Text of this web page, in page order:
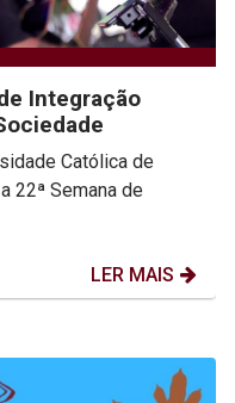
Integração
22ª Semana de
LER MAIS